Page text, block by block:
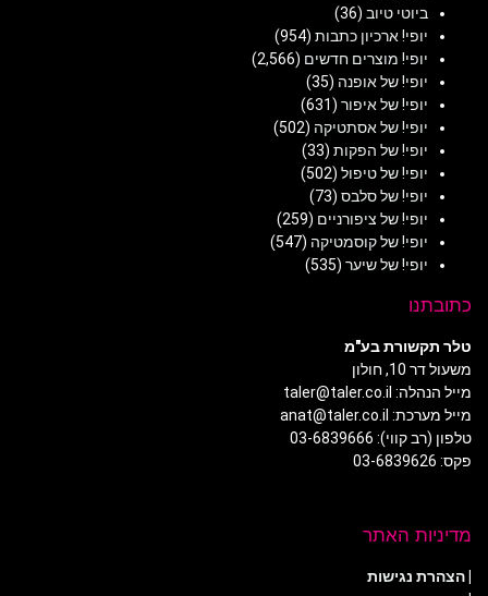
ביוטי טיוב (36)
יופי! ארכיון כתבות (954)
יופי! מוצרים חדשים (2,566)
יופי! של אופנה (35)
יופי! של איפור (631)
יופי! של אסתטיקה (502)
יופי! של הפקות (33)
יופי! של טיפול (502)
יופי! של סלבס (73)
יופי! של ציפורניים (259)
יופי! של קוסמטיקה (547)
יופי! של שיער (535)
כתובתנו
טלר תקשורת בע"מ
משעול דר 10, חולון
מייל הנהלה: taler@taler.co.il
מייל מערכת: anat@taler.co.il
טלפון (רב קווי): 03-6839666
פקס: 03-6839626
מדיניות האתר
|הצהרת נגישות